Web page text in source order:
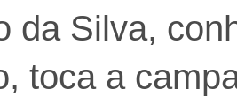
da Silva,
toca a